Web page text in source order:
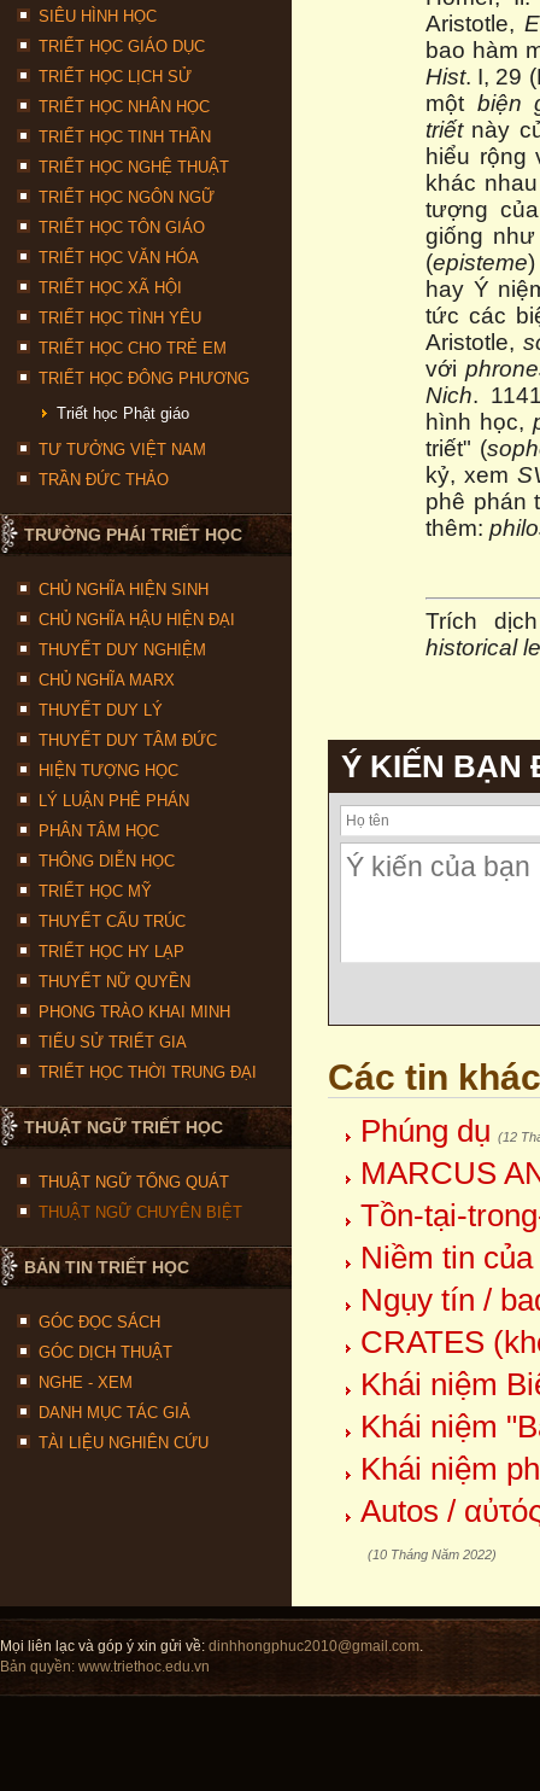
SIÊU HÌNH HỌC
TRIẾT HỌC GIÁO DỤC
TRIẾT HỌC LỊCH SỬ
TRIẾT HỌC NHÂN HỌC
TRIẾT HỌC TINH THẦN
TRIẾT HỌC NGHỆ THUẬT
TRIẾT HỌC NGÔN NGỮ
TRIẾT HỌC TÔN GIÁO
TRIẾT HỌC VĂN HÓA
TRIẾT HỌC XÃ HỘI
TRIẾT HỌC TÌNH YÊU
TRIẾT HỌC CHO TRẺ EM
TRIẾT HỌC ĐÔNG PHƯƠNG
Triết học Phật giáo
TƯ TƯỞNG VIỆT NAM
TRẦN ĐỨC THẢO
TRƯỜNG PHÁI TRIẾT HỌC
CHỦ NGHĨA HIỆN SINH
CHỦ NGHĨA HẬU HIỆN ĐẠI
THUYẾT DUY NGHIỆM
CHỦ NGHĨA MARX
THUYẾT DUY LÝ
THUYẾT DUY TÂM ĐỨC
HIỆN TƯỢNG HỌC
LÝ LUẬN PHÊ PHÁN
PHÂN TÂM HỌC
THÔNG DIỄN HỌC
TRIẾT HỌC MỸ
THUYẾT CẤU TRÚC
TRIẾT HỌC HY LẠP
THUYẾT NỮ QUYỀN
PHONG TRÀO KHAI MINH
TIỂU SỬ TRIẾT GIA
TRIẾT HỌC THỜI TRUNG ĐẠI
THUẬT NGỮ TRIẾT HỌC
THUẬT NGỮ TỔNG QUÁT
THUẬT NGỮ CHUYÊN BIỆT
BẢN TIN TRIẾT HỌC
GÓC ĐỌC SÁCH
GÓC DỊCH THUẬT
NGHE - XEM
DANH MỤC TÁC GIẢ
TÀI LIỆU NGHIÊN CỨU
Aristotle,
bao hàm
Hist. I, 29
một biện
triếtnày
hiểu rộng
khác
tượng
giống
(episteme)
hay Ý
tức các
Aristotle,
với
Nich.
hình học,
triết" (
kỷ, xem
phê phán
thêm:
Trích
historical
Ý KIẾN BẠN
Các tin khác
Phúng dụ (12
MARCUS
Tồn-tại-
Niềm tin
Ngụy tín /
CRATES
Khái niệm
Khái niệm
Khái niệm
Autos /
(10 Tháng Năm 2022)
Mọi liên lạc và góp ý xin gửi về: dinhhongphuc2010@gmail.com.
Bản quyền: www.triethoc.edu.vn